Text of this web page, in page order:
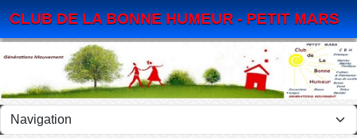
CLUB DE LA BONNE HUMEUR - PETIT MARS